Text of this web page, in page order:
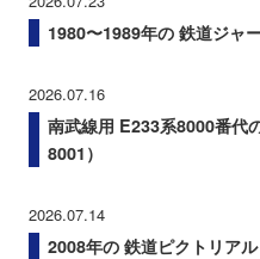
1980〜1989年の 鉄道ジャ
2026.07.16
南武線用 E233系8000番代
8001）
2026.07.14
2008年の 鉄道ピクトリア